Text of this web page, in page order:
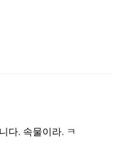
다. 속물이라. ㅋ